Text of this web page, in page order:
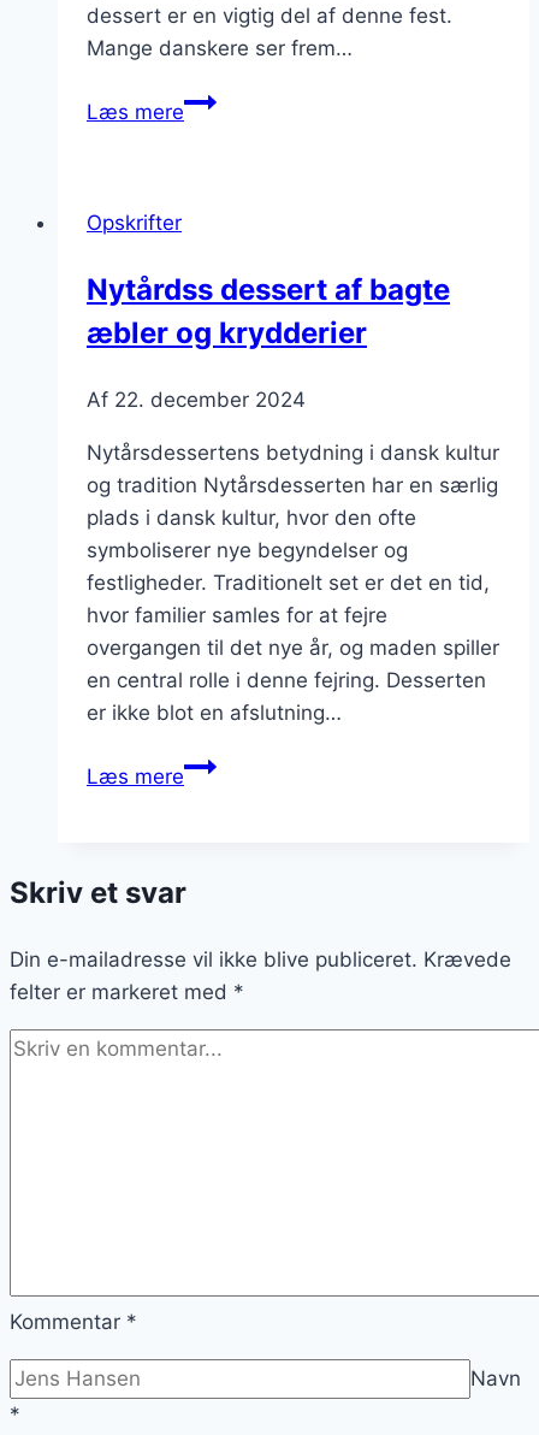
dessert er en vigtig del af denne fest.
Mange danskere ser frem…
Læs mereNytårsdessert
Opskrifter
Nytårdss dessert af bagte
æbler og krydderier
Af 22. december 2024
Nytårsdessertens betydning i dansk kultur
og tradition Nytårsdesserten har en særlig
plads i dansk kultur, hvor den ofte
symboliserer nye begyndelser og
festligheder. Traditionelt set er det en tid,
hvor familier samles for at fejre
overgangen til det nye år, og maden spiller
en central rolle i denne fejring. Desserten
er ikke blot en afslutning…
Læs mereNytårdss
æbler
krydderier
Skriv et svar
Din e-mailadresse vil ikke blive publiceret. Krævede
felter er markeret med *
Kommentar *
Navn
*